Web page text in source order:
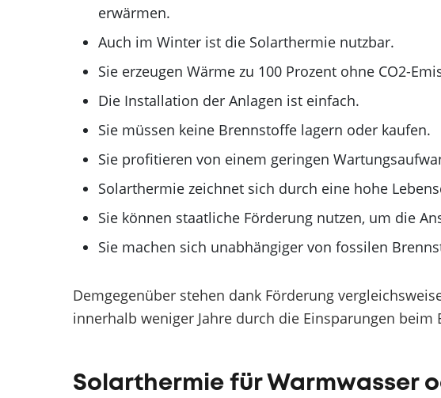
erwärmen.
Auch im Winter ist die Solarthermie nutzbar.
Sie erzeugen Wärme zu 100 Prozent ohne CO2-
Die Installation der Anlagen ist einfach.
Sie müssen keine Brennstoffe lagern oder kaufen.
Sie profitieren von einem geringen
Solarthermie zeichnet sich durch eine hohe
Sie können staatliche Förderung nutzen, um die
Sie machen sich unabhängiger von fossilen
Demgegenüber stehen dank Förderung
innerhalb weniger Jahre durch die Einsparungen
Solarthermie für Warmwasser